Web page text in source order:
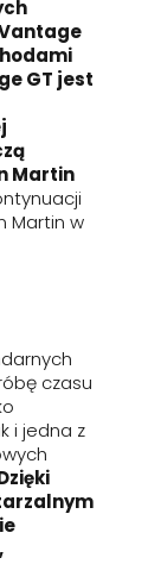
GT jest
Martin
Martin w
czasu
i jedna z